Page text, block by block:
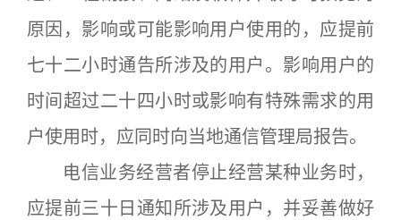
原因，影响或可能影响用户使用的，应提前
七十二小时通告所涉及的用户。影响用户的
时间超过二十四小时或影响有特殊需求的用
户使用时，应同时向当地通信管理局报告。
电信业务经营者停止经营某种业务时，
应提前三十日通知所涉及用户，并妥善做好